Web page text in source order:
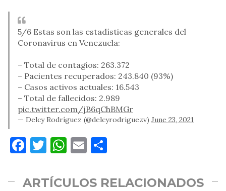
5/6 Estas son las estadísticas generales del
Coronavirus en Venezuela:
– Total de contagios: 263.372
– Pacientes recuperados: 243.840 (93%)
– Casos activos actuales: 16.543
– Total de fallecidos: 2.989
pic.twitter.com/jB6qChBMGr
— Delcy Rodríguez (@delcyrodriguezv) June 23, 2021
Facebook
Twitter
WhatsApp
Email
ARTÍCULOS RELACIONADOS